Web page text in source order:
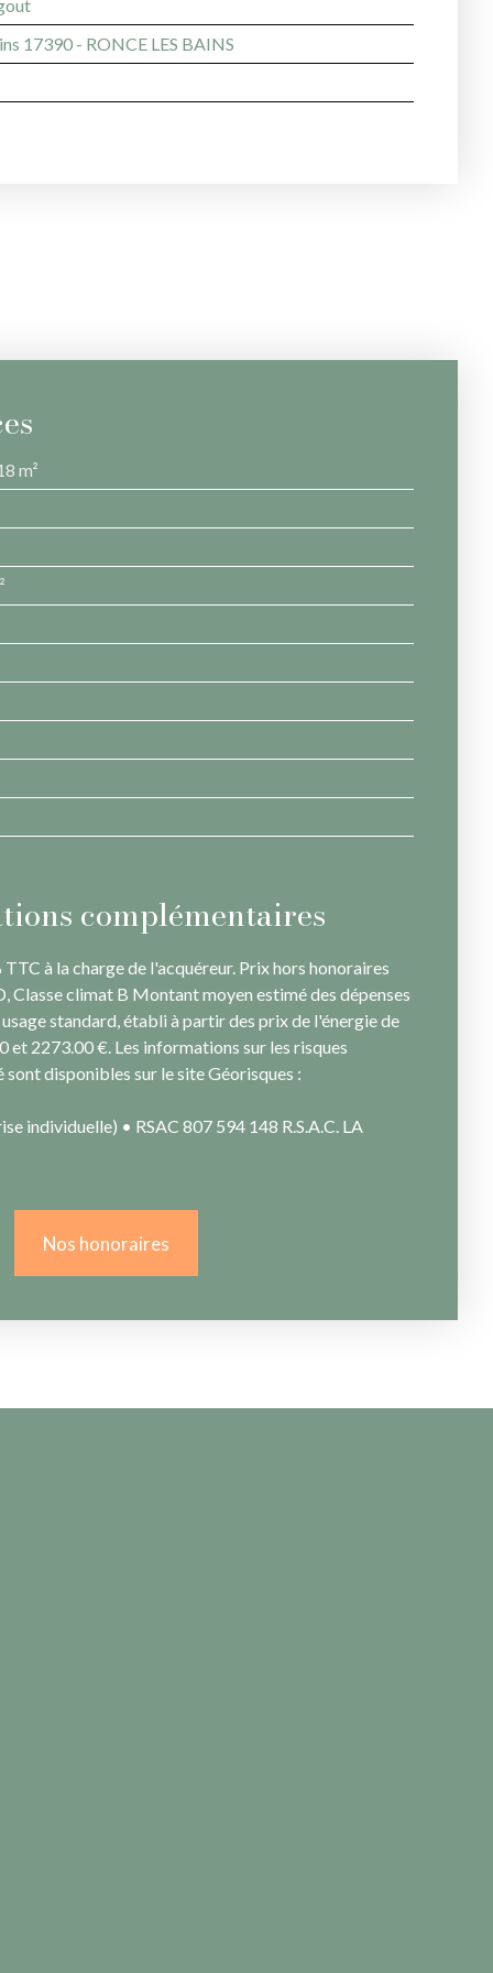
17390 - RONCE LES BAINS
m²
complémentaires
à la charge de l'acquéreur. Prix hors honoraires
Classe climat B Montant moyen estimé des dépenses
standard, établi à partir des prix de l'énergie de
et 2273.00 €. Les informations sur les risques
sont disponibles sur le site Géorisques :
individuelle) • RSAC 807 594 148 R.S.A.C. LA
Nos honoraires